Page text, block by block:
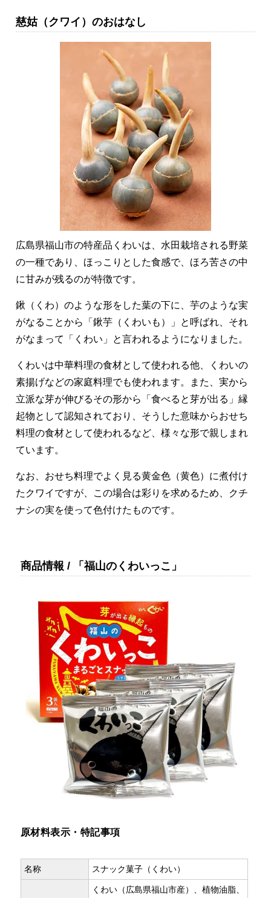
慈姑（クワイ）のおはなし
広島県福山市の特産品くわいは、水田栽培される野菜
の一種であり、ほっこりとした食感で、ほろ苦さの中
に甘みが残るのが特徴です。
鍬（くわ）のような形をした葉の下に、芋のような実
がなることから「鍬芋（くわいも）」と呼ばれ、それ
がなまって「くわい」と言われるようになりました。
くわいは中華料理の食材として使われる他、くわいの
素揚げなどの家庭料理でも使われます。また、実から
立派な芽が伸びるその形から「食べると芽が出る」縁
起物として認知されており、そうした意味からおせち
料理の食材として使われるなど、様々な形で親しまれ
ています。
なお、おせち料理でよく見る黄金色（黄色）に煮付け
たクワイですが、この場合は彩りを求めるため、クチ
ナシの実を使って色付けたものです。
商品情報 / 「福山のくわいっこ」
原材料表示・特記事項
名称 スナック菓子（くわい）
くわい（広島県福山市産）、植物油脂、